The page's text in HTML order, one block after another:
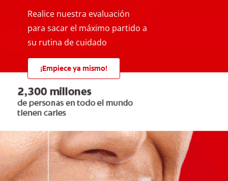
Realice nuestra evaluación
para sacar el máximo partido a
su rutina de cuidado
¡Empiece ya mismo!